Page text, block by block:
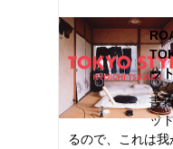
ッ
書
ッ
るので、これは